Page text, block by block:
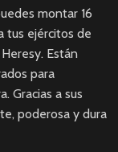
montar 16
tus ejércitos de
Están
para
Gracias a sus
poderosa y dura